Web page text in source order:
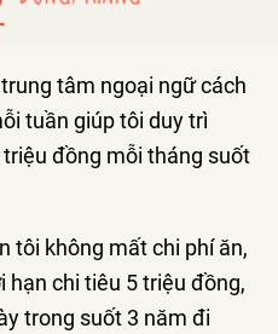
tâm ngoại ngữ cách
tuần giúp tôi duy trì
đồng mỗi tháng suốt
tôi không mất chi phí ăn,
hạn chi tiêu 5 triệu đồng,
trong suốt 3 năm đi